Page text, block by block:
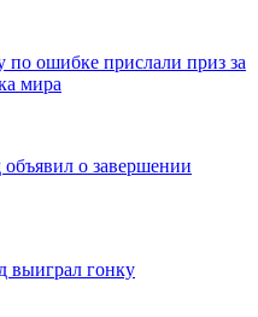
по ошибке прислали приз за
мира
о завершении
выиграл гонку